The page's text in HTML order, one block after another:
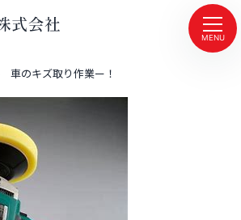
MENU
車のキズ取り作業ー！